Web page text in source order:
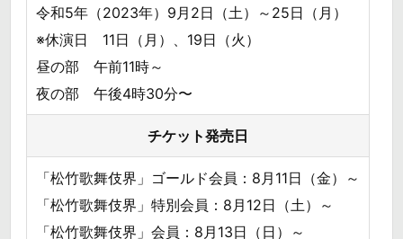
令和5年（2023年）9月2日（土）～25日（月）
※休演日 11日（月）、19日（火）
昼の部 午前11時～
夜の部 午後4時30分〜
チケット発売日
「松竹歌舞伎界」ゴールド会員：8月11日（金）～
「松竹歌舞伎界」特別会員：8月12日（土）～
「松竹歌舞伎界」会員：8月13日（日）～